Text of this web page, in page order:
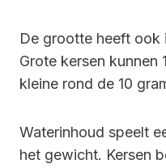
De grootte heeft ook
Grote kersen kunnen
kleine rond de 10
Waterinhoud speelt
het gewicht. Kersen